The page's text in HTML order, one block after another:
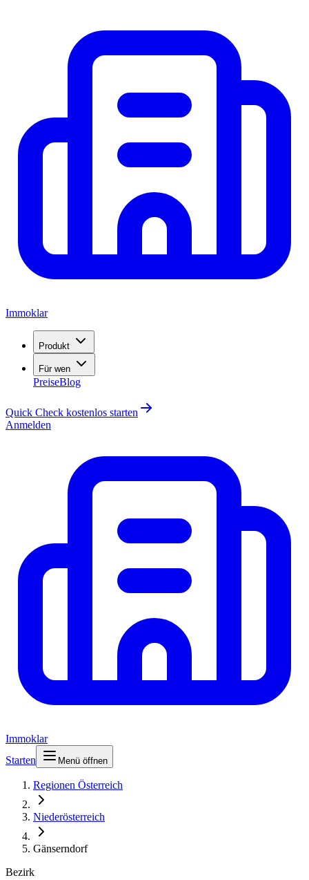
Immoklar
Produkt
Für wen
PreiseBlog
Quick Check kostenlos starten
Anmelden
Immoklar
Starten
Menü öffnen
Regionen Österreich
Niederösterreich
Gänserndorf
Bezirk